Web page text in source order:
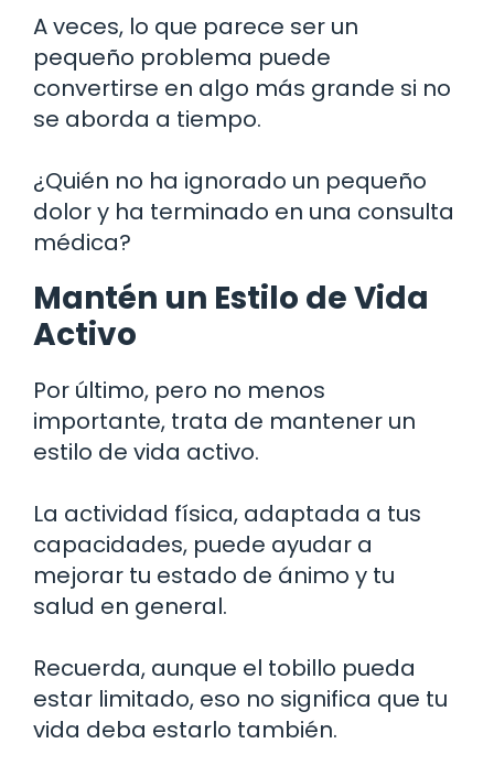
A veces, lo que parece ser un
pequeño problema puede
convertirse en algo más grande si no
se aborda a tiempo.
¿Quién no ha ignorado un pequeño
dolor y ha terminado en una consulta
médica?
Mantén un Estilo de Vida
Activo
Por último, pero no menos
importante, trata de mantener un
estilo de vida activo.
La actividad física, adaptada a tus
capacidades, puede ayudar a
mejorar tu estado de ánimo y tu
salud en general.
Recuerda, aunque el tobillo pueda
estar limitado, eso no significa que tu
vida deba estarlo también.